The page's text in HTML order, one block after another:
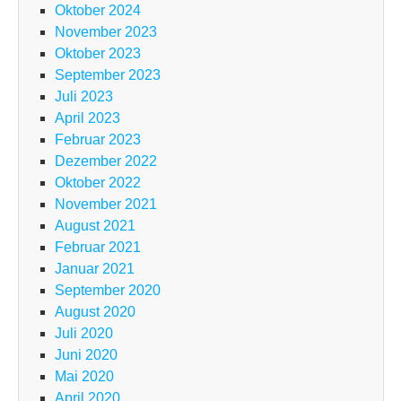
Oktober 2024
November 2023
Oktober 2023
September 2023
Juli 2023
April 2023
Februar 2023
Dezember 2022
Oktober 2022
November 2021
August 2021
Februar 2021
Januar 2021
September 2020
August 2020
Juli 2020
Juni 2020
Mai 2020